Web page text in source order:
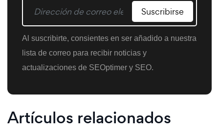
Suscribirse
Al suscribirte, consientes en ser añadido a nuestra
lista de correo para recibir noticias y
actualizaciones de SEOptimer y SEO.
Artículos relacionados